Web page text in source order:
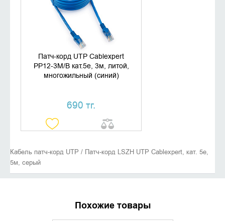
Патч-корд UTP Cablexpert
PP12-3M/B кат.5e, 3м, литой,
многожильный (синий)
690 тг.
КУПИТЬ В 1 КЛИК
Кабель патч-корд UTP / Патч-корд LSZH UTP Cablexpert, кат. 5e,
5м, серый
Похожие товары